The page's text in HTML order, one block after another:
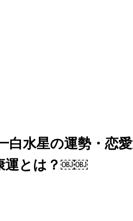
白水星の運勢・恋
運とは？￼￼